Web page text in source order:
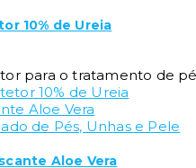
10% de Ureia
para o tratamento de
de Pés, Unhas e Pele
Aloe Vera